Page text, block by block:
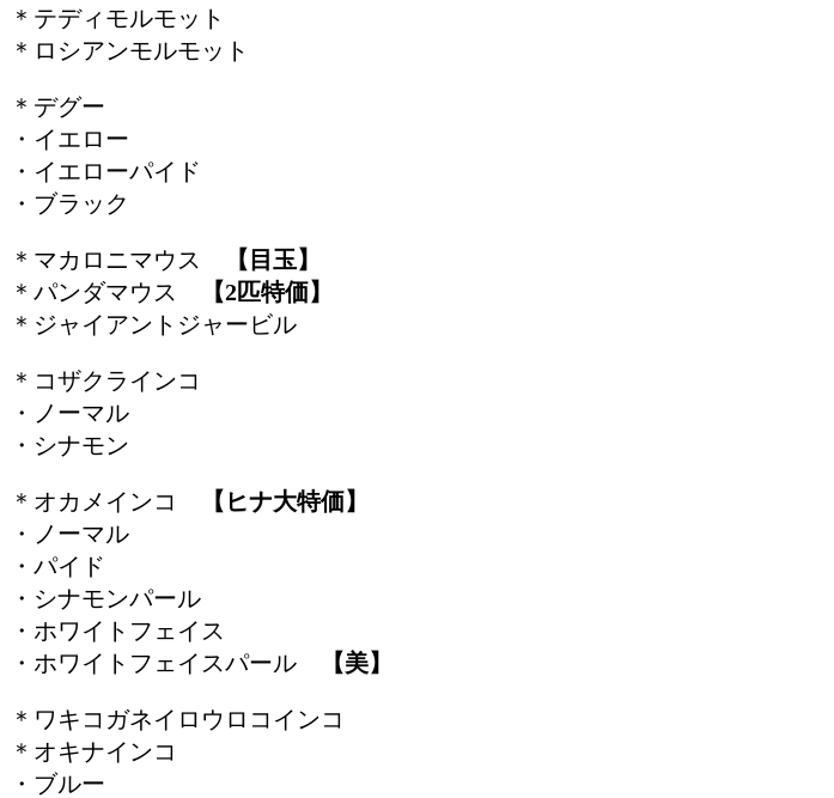
＊テディモルモット
＊ロシアンモルモット
＊デグー
・イエロー
・イエローパイド
・ブラック
＊マカロニマウス
【目玉】
＊パンダマウス
【2匹特価】
＊ジャイアントジャービル
＊コザクラインコ
・ノーマル
・シナモン
＊オカメインコ
【ヒナ大特価】
・ノーマル
・パイド
・シナモンパール
・ホワイトフェイス
・ホワイトフェイスパール
【美】
＊ワキコガネイロウロコインコ
＊オキナインコ
・ブルー